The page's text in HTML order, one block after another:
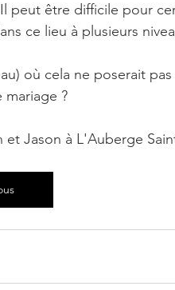
peut être difficile pour
ce lieu à plusieurs
où cela ne poserait
?
Jason à L'Auberge